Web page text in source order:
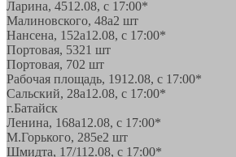
Ларина, 4512.08, с 17:00*
Малиновского, 48а2 шт
Нансена, 152а12.08, с 17:00*
Портовая, 5321 шт
Портовая, 702 шт
Рабочая площадь, 1912.08, с 17:00*
Сальский, 28a12.08, с 17:00*
г.Батайск
Ленина, 168а12.08, с 17:00*
М.Горького, 285е2 шт
Шмидта, 17/112.08, с 17:00*